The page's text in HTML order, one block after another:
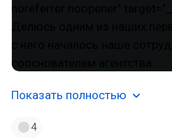
Показать полностью
4